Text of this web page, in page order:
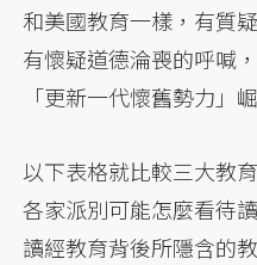
和美國教育一樣，有質
有懷疑道德淪喪的呼喊
「更新一代懷舊勢力」
以下表格就比較三大教
各家派別可能怎麼看待
讀經教育背後所隱含的